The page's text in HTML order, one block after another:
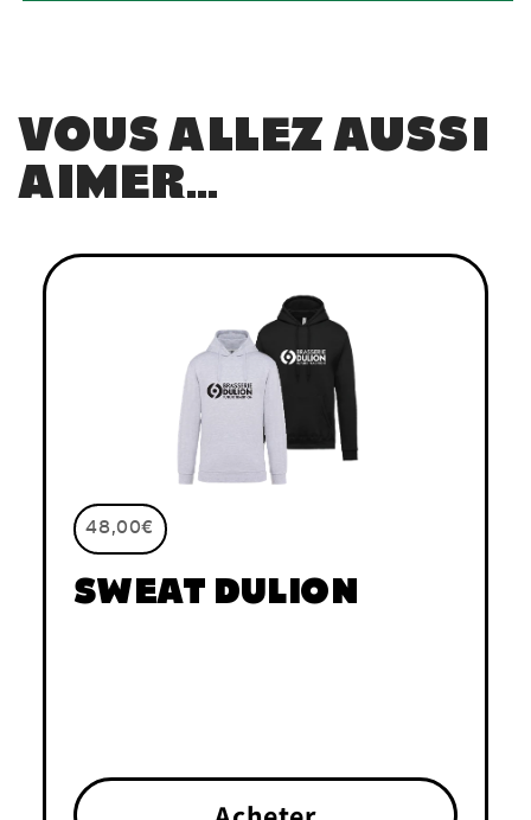
VOUS ALLEZ AUSSI
AIMER…
48,00€
SWEAT DULION